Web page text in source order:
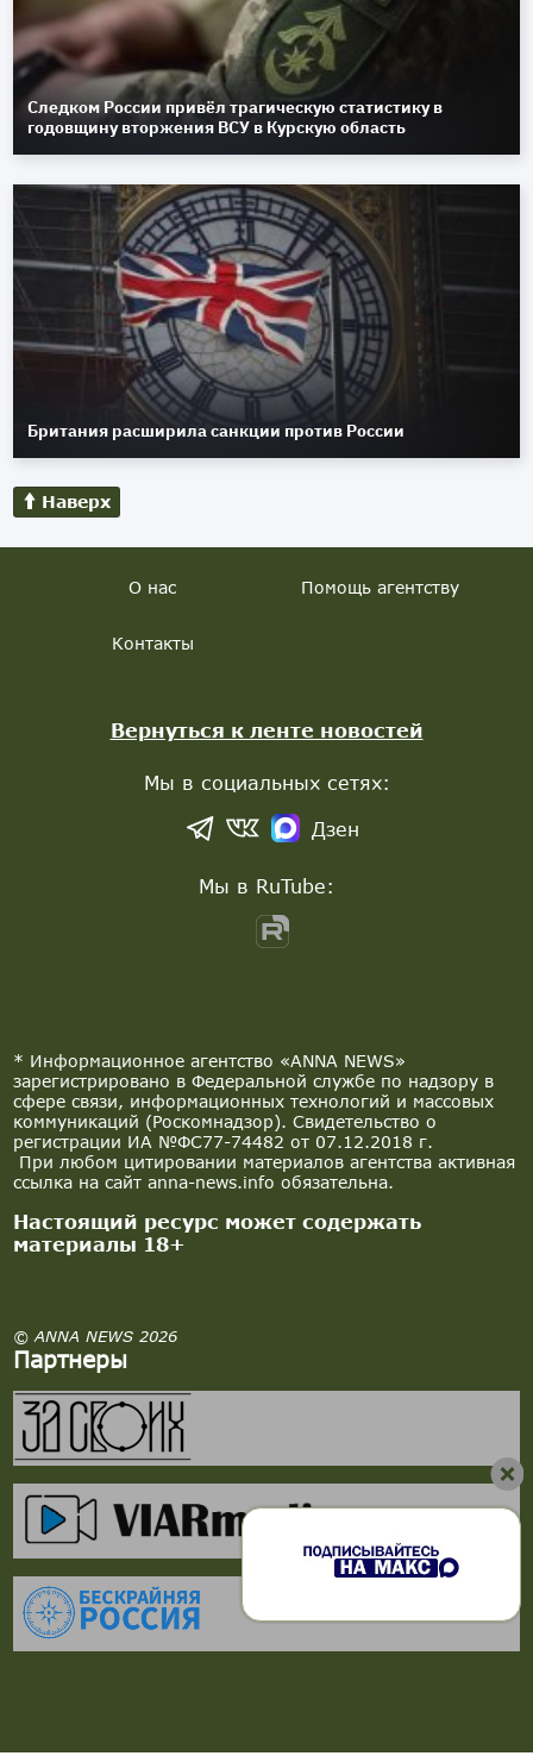
Следком России привёл трагическую статистику в
годовщину вторжения ВСУ в Курскую область
Британия расширила санкции против России
Наверх
* Информационное агентство «ANNA NEWS»
зарегистрировано в Федеральной службе по надзору в
сфере связи, информационных технологий и массовых
коммуникаций (Роскомнадзор). Свидетельство о
регистрации ИА №ФС77-74482 от 07.12.2018 г.
При любом цитировании материалов агентства активная
ссылка на сайт anna-news.info обязательна.
Настоящий ресурс может содержать
материалы 18+
© ANNA NEWS 2026
Партнеры
О нас Помощь агентству
Контакты
Вернуться к ленте новостей
Мы в социальных сетях:
Дзен
Мы в RuTube: